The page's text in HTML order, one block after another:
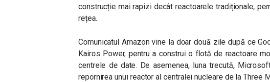
construcție mai rapizi decât reactoarele tradiționale,
rețea.
Comunicatul Amazon vine la doar două zile după ce
Kairos Power, pentru a construi o flotă de reactoare
centrele de date. De asemenea, luna trecută,
repornirea unui reactor al centralei nucleare de la Three